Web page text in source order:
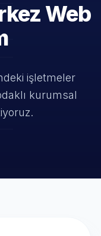
Web
işletmeler
kurumsal